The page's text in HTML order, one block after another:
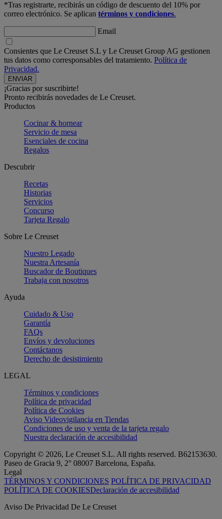
*Tras registrarte, recibirás un código de descuento del 10% por
correo electrónico. Se aplican términos y condiciones.
Email
Consientes que Le Creuset S.L y Le Creuset Group AG gestionen
tus datos como corresponsables del tratamiento. Política de
Privacidad.
¡Gracias por suscribirte!
Pronto recibirás novedades de Le Creuset.
Productos
Cocinar & hornear
Servicio de mesa
Esenciales de cocina
Regalos
Descubrir
Recetas
Historias
Servicios
Concurso
Tarjeta Regalo
Sobre Le Creuset
Nuestro Legado
Nuestra Artesanía
Buscador de Boutiques
Trabaja con nosotros
Ayuda
Cuidado & Uso
Garantía
FAQs
Envíos y devoluciones
Contáctanos
Derecho de desistimiento
LEGAL
Términos y condiciones
Política de privacidad
Política de Cookies
Aviso Videovigilancia en Tiendas
Condiciones de uso y venta de la tarjeta regalo
Nuestra declaración de accesibilidad
Copyright © 2026, Le Creuset S.L. All rights reserved. B62153630.
Paseo de Gracia 9, 2° 08007 Barcelona, España.
Legal
TÉRMINOS Y CONDICIONES POLÍTICA DE PRIVACIDAD
POLÍTICA DE COOKIESDeclaración de accesibilidad
Aviso De Privacidad De Le Creuset